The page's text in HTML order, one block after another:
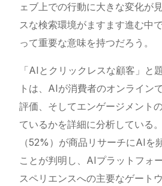
ェブ上での行動に大きな変化が
スな検索環境がますます進む中
って重要な意味を持つだろう。
「AIとクリックレスな顧客」と
トは、AIが消費者のオンライン
評価、そしてエンゲージメント
ているかを詳細に分析している
（52%）が商品リサーチにAIを
ことが判明し、AIプラットフォ
スペリエンスへの主要なゲート